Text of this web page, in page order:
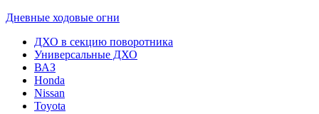
Дневные ходовые огни
ДХО в секцию поворотника
Универсальные ДХО
ВАЗ
Honda
Nissan
Toyota